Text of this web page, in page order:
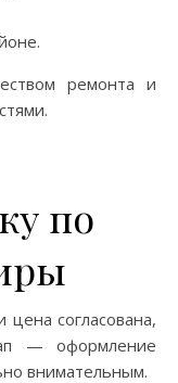
ремонта и
по
цена согласована,
— оформление
внимательным.